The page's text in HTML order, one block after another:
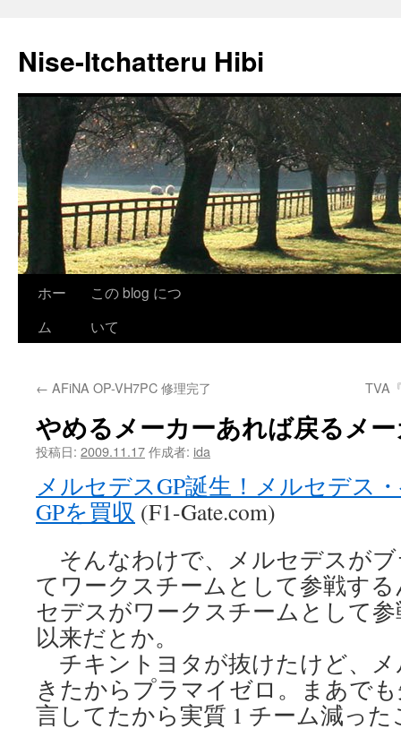
Nise-Itchatteru Hibi
ン
ツ
へ
ス
キ
ホー
ム
この blog につ
いて
← AFiNA OP-VH7PC 修理完了 TVA
やめるメーカーあれば戻るメ
投稿日: 2009.11.17作成者: ida
メルセデスGP誕生！メルセデス
GPを買収 (F1-Gate.com)
そんなわけで、メルセデスがブ
てワークスチームとして参戦す
セデスがワークスチームとして参
以来だとか。
チキントヨタが抜けたけど、
きたからプラマイゼロ。まあで
言してたから実質 1 チーム減っ